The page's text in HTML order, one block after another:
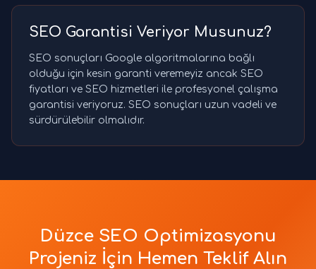
SEO Garantisi Veriyor Musunuz?
SEO sonuçları Google algoritmalarına bağlı
olduğu için kesin garanti veremeyiz ancak SEO
fiyatları ve SEO hizmetleri ile profesyonel çalışma
garantisi veriyoruz. SEO sonuçları uzun vadeli ve
sürdürülebilir olmalıdır.
Düzce SEO Optimizasyonu
Projeniz İçin Hemen Teklif Alın